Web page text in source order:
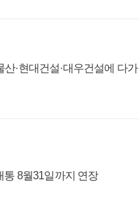
·현대건설·대우건설에 다가
통 8월31일까지 연장